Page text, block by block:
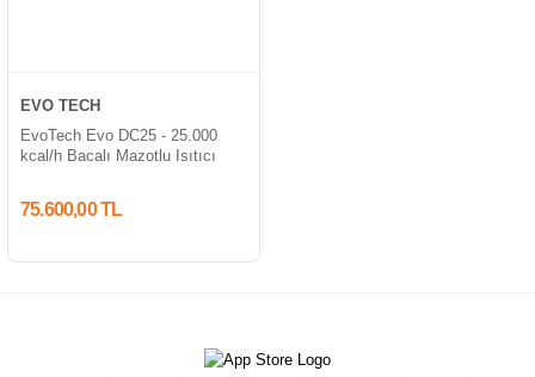
EVO TECH
EvoTech Evo DC25 - 25.000
kcal/h Bacalı Mazotlu Isıtıcı
75.600,00 TL